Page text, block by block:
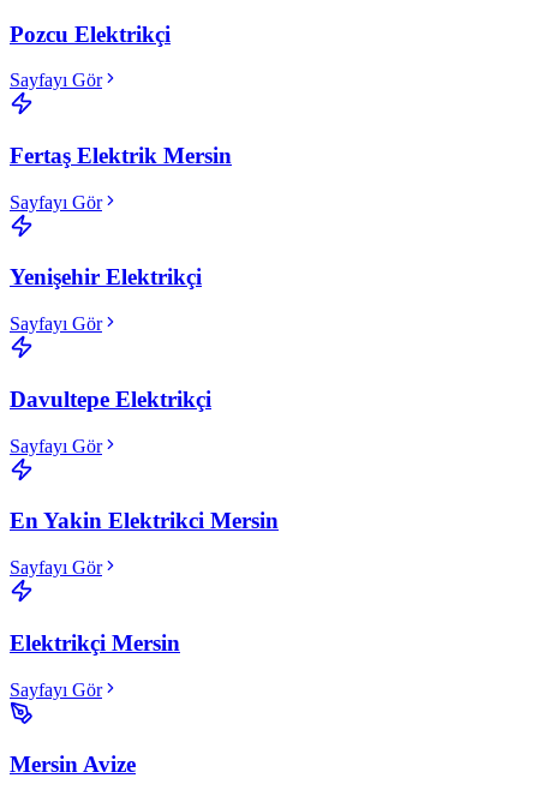
Pozcu Elektrikçi
Sayfayı Gör
Fertaş Elektrik Mersin
Sayfayı Gör
Yenişehir Elektrikçi
Sayfayı Gör
Davultepe Elektrikçi
Sayfayı Gör
En Yakin Elektrikci Mersin
Sayfayı Gör
Elektrikçi Mersin
Sayfayı Gör
Mersin Avize